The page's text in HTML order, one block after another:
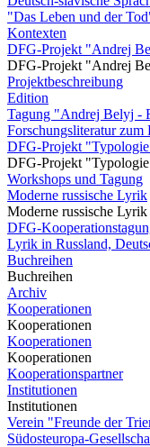
"Das Leben und der
Kontexten
DFG-Projekt "Andrej
DFG-Projekt "Andrej
Projektbeschreibung
Edition
Tagung "Andrej Belyj -
Forschungsliteratur zum
DFG-Projekt "Typologie
DFG-Projekt "Typologie
Workshops und Tagung
Moderne russische Lyrik
Moderne russische Lyrik
DFG-
Lyrik in Russland,
Buchreihen
Buchreihen
Archiv
Kooperationen
Kooperationen
Kooperationen
Kooperationen
Kooperationspartner
Institutionen
Institutionen
Verein "Freunde der
Südosteuropa-